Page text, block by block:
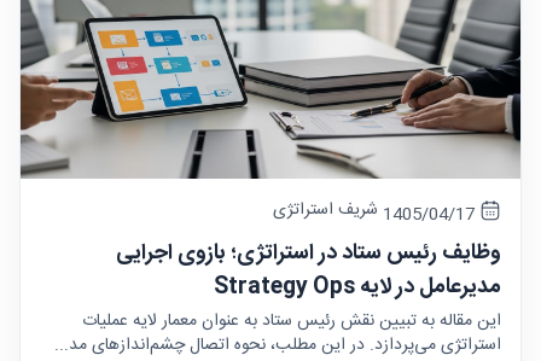
شریف استراتژی
وظایف رئیس ستاد در استراتژی؛ بازوی اجرایی
مدیرعامل در لایه Strategy Ops
این مقاله به تبیین نقش رئیس ستاد به عنوان معمار لایه عملیات
استراتژی می‌پردازد. در این مطلب، نحوه اتصال چشم‌اندازهای مد...